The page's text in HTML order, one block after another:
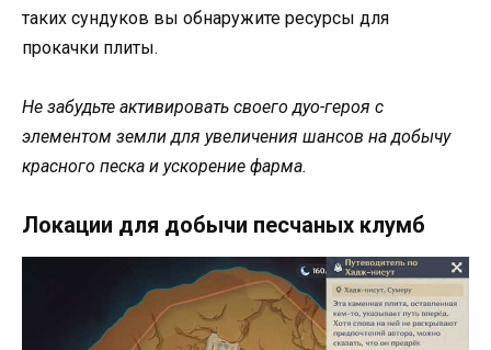
таких сундуков вы обнаружите ресурсы для
прокачки плиты.
Не забудьте активировать своего дуо-героя с
элементом земли для увеличения шансов на добычу
красного песка и ускорение фарма.
Локации для добычи песчаных клумб